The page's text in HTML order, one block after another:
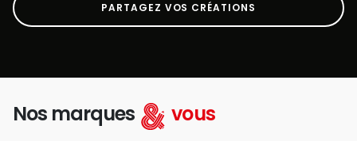
PARTAGEZ VOS CRÉATIONS
Nos marques vous